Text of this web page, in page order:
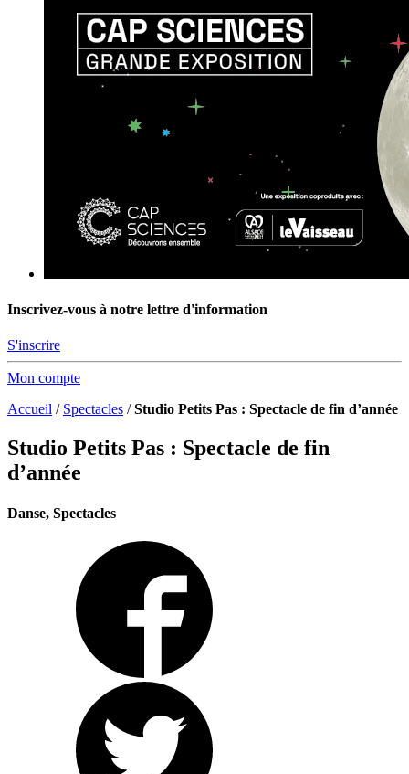
Inscrivez-vous à notre lettre d'information
S'inscrire
Mon compte
Accueil / Spectacles /Studio Petits Pas : Spectacle de fin d’année
Studio Petits Pas : Spectacle de fin
d’année
Danse, Spectacles